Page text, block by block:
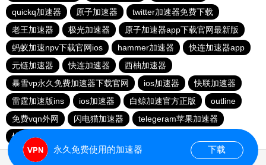
quickq加速器
原子加速器
twitter加速器免费下载
老王加速器
极光加速器
原子加速器app下载官网最新版
蚂蚁加速npv下载官网ios
hammer加速器
快连加速器app
元链加速器
快连加速器
西柚加速器
暴雪vp永久免费加速器下载官网
ios加速器
快联加速器
雷霆加速版ins
ios加速器 白鲸加速官方正版
outline
免费vqn外网
闪电猫加速器
telegeram苹果加速器
快连lets加速器
永久免费使用的加速器 下载